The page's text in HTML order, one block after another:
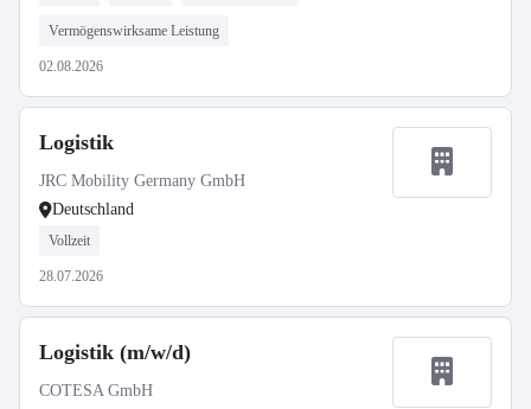
Vermögenswirksame Leistung
02.08.2026
Logistik
JRC Mobility Germany GmbH
Deutschland
Vollzeit
28.07.2026
Logistik (m/w/d)
COTESA GmbH